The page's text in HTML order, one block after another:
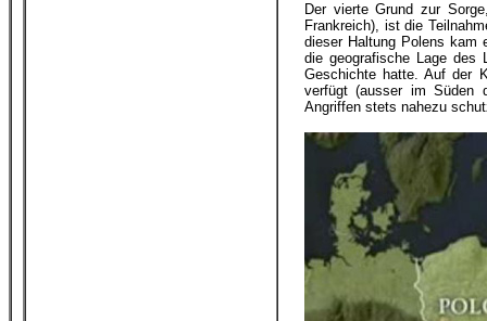
Der vierte Grund zur
Frankreich), ist die
dieser Haltung Polens kam
die geografische Lage des
Geschichte hatte. Auf der
verfügt (ausser im Süden
Angriffen stets nahezu